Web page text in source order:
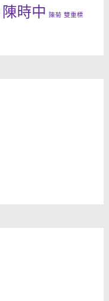
陳時中 陳菊 雙重標